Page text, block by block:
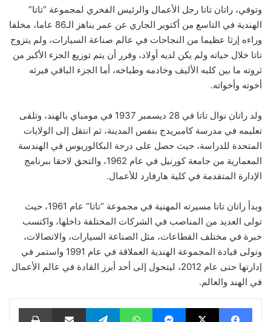
وتوفي، راتان تاتا رجل الأعمال والرئيس الفخري لمجموعة “تاتا”
الهندية في التاسع من أكتوبر الجاري عن عمر يناهز الـ86 عاما، مخلفا
وراءه إرثا عظيما من النجاحات في عالم صناعة السيارات، ولم يتزوج
تاتا خلال حياته ولم يكن لديه أولاد، وقرر أن يتم توزيع الجزء الأكبر من
ثروته ما بين كلبه الأليف وخادمه وطباخه، أما الجزء الباقي فيرثه
أخوته وأخواته.
ولد راتان نوال تاتا في 28 ديسمبر 1937 في مومباي بالهند، وتلقى
تعليمه في مدرسة كامبريدج بنفس المدينة، ثم انتقل إلى الولايات
المتحدة للدراسة، حيث حصل على درجة البكالوريوس في الهندسة
المعمارية من جامعة كورنيل في عام 1962، والتحق لاحقا ببرنامج
الإدارة المتقدمة في كلية هارفارد للأعمال.
وبدأ راتان تاتا مسيرته المهنية في مجموعة “تاتا” عام 1961، حيث
تولى العديد من المناصب في الشركات المختلفة داخلها، واكتسب
خبرة في مختلف القطاعات، مثل الصناعة السيارات، والاتصالات،
وتولى قيادة المجموعة الهندية العملاقة في عام 1991 واستمر في
إدارتها حتى عام 2012، ليتحول إلى أحد أبرز القادة في عالم الأعمال
في الهند والعالم.
فيسبوك ‫X ماسنجر واتساب تيلقرام مشاركة عبر البريد طباعة